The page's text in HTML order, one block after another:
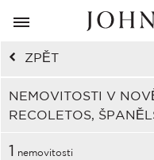
ZPĚT
NEMOVITOSTI V
RECOLETOS,
1 nemovitosti